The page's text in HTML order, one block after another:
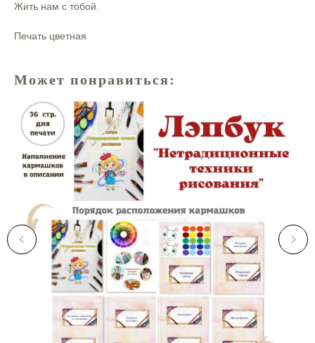
Жить нам с тобой.
Печать цветная
Может понравиться: